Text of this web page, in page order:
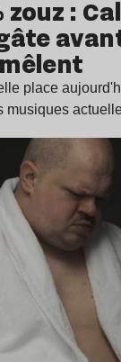
zouz :
place
musiques